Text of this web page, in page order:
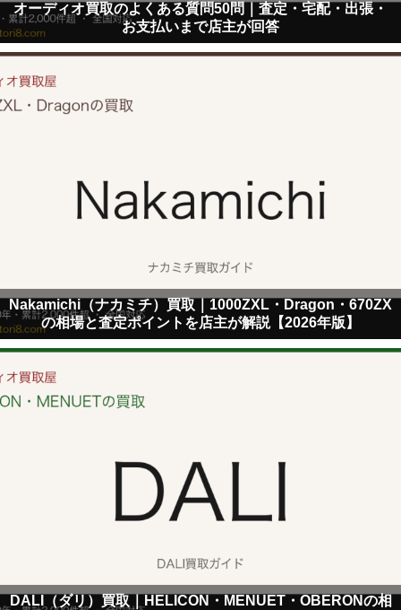
オーディオ買取のよくある質問50問｜査定・宅配・出張・
お支払いまで店主が回答
Nakamichi（ナカミチ）買取｜1000ZXL・Dragon・670ZX
の相場と査定ポイントを店主が解説【2026年版】
DALI（ダリ）買取｜HELICON・MENUET・OBERONの相